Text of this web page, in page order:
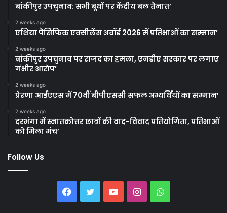
बांकीपुर उपचुनाव: सभी बूथों पर केंद्रीय बल तैनात’
2 weeks ago
एशिया पैसिफिक एक्सीलेंस अवॉर्ड 2026 में प्रतिभाओं का सम्मान’
2 weeks ago
बांकीपुर उपचुनाव पर राजद का हमला, एनडीए सरकार पर लगाए
गंभीर आरोप’
2 weeks ago
प्रेरणा आईएएस में 70वीं बीपीएससी सफल अभ्यर्थियों का सम्मान’
2 weeks ago
दरभंगा में स्नातकोत्तर छात्रों की वाद-विवाद प्रतियोगिता, प्रतिभाओं
को मिला मंच’
Follow Us
Facebook
TwitterYouTubeInstagramWhatsApp